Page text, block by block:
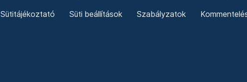
Sütitájékoztató Süti beállítások Szabályzatok